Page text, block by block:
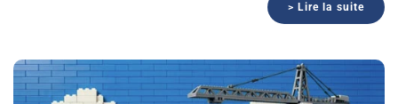
> Lire la suite